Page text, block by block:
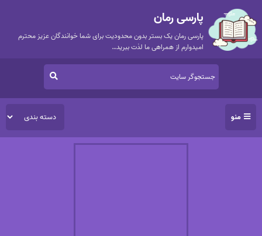
پارسی رمان
پارسی رمان یک بستر بدون محدودیت برای شما خوانندگان عزیز محترم
امیدوارم از همراهی ما لذت ببرید…
منو